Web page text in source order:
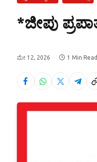
*ಜೀಪು
ಮೇ 12, 2026 1 Min Read